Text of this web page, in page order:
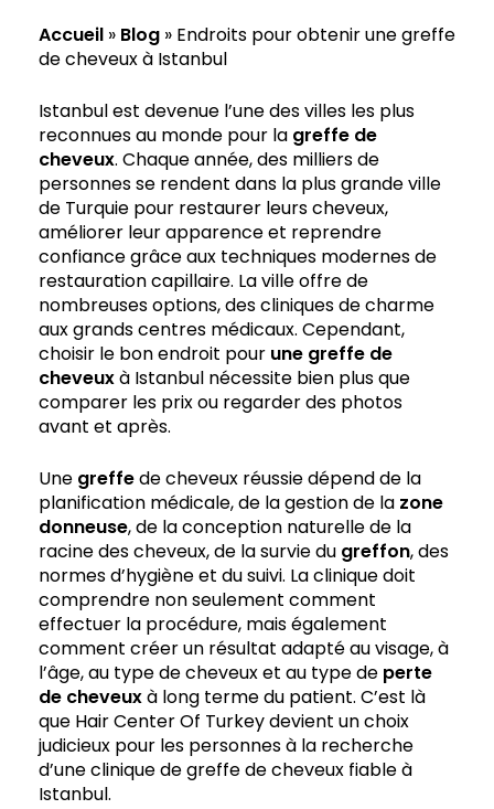
Accueil » Blog » Endroits pour obtenir une greffe
de cheveux à Istanbul
Istanbul est devenue l’une des villes les plus
reconnues au monde pour la greffe de
cheveux. Chaque année, des milliers de
personnes se rendent dans la plus grande ville
de Turquie pour restaurer leurs cheveux,
améliorer leur apparence et reprendre
confiance grâce aux techniques modernes de
restauration capillaire. La ville offre de
nombreuses options, des cliniques de charme
aux grands centres médicaux. Cependant,
choisir le bon endroit pour une greffe de
cheveuxà Istanbul nécessite bien plus que
comparer les prix ou regarder des photos
avant et après.
Une greffede cheveux réussie dépend de la
planification médicale, de la gestion de la zone
donneuse, de la conception naturelle de la
racine des cheveux, de la survie du greffon, des
normes d’hygiène et du suivi. La clinique doit
comprendre non seulement comment
effectuer la procédure, mais également
comment créer un résultat adapté au visage, à
l’âge, au type de cheveux et au type de perte
de cheveuxà long terme du patient. C’est là
que Hair Center Of Turkey devient un choix
judicieux pour les personnes à la recherche
d’une clinique de greffe de cheveux fiable à
Istanbul.